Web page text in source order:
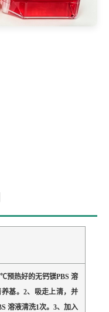
预热好的无钙镁PBS 溶
基。2、吸走上清，并
溶液清洗1次。3、加入